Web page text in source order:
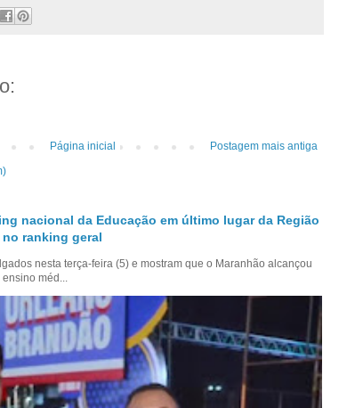
Postagem mais antiga
Página inicial
nacional da Educação em último lugar da Região
no ranking geral
nesta terça-feira (5) e mostram que o Maranhão alcançou
méd...